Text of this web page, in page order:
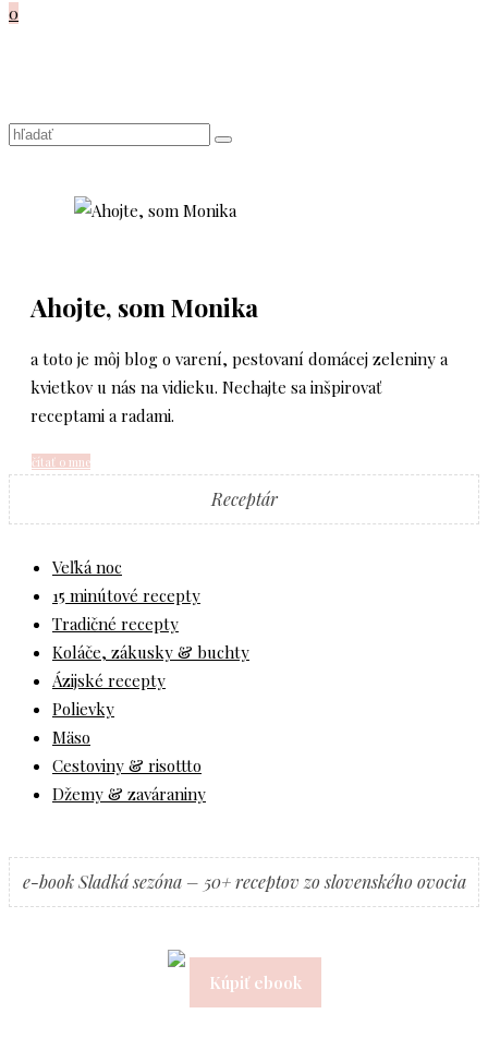
0
Ahojte, som Monika
a toto je môj blog o varení, pestovaní domácej zeleniny a
kvietkov u nás na vidieku. Nechajte sa inšpirovať
receptami a radami.
čítať o mne
Receptár
Veľká noc
15 minútové recepty
Tradičné recepty
Koláče, zákusky & buchty
Ázijské recepty
Polievky
Mäso
Cestoviny & risottto
Džemy & zaváraniny
e-book Sladká sezóna – 50+ receptov zo slovenského ovocia
Kúpiť ebook